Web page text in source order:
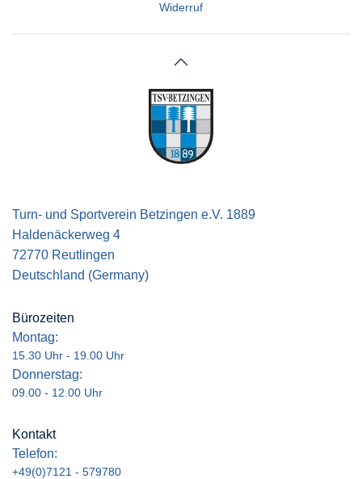
Widerruf
Turn- und Sportverein Betzingen e.V. 1889
Haldenäckerweg 4
72770 Reutlingen
Deutschland (Germany)
Bürozeiten
Montag:
15.30 Uhr - 19.00 Uhr
Donnerstag:
09.00 - 12.00 Uhr
Kontakt
Telefon:
+49(0)7121 - 579780